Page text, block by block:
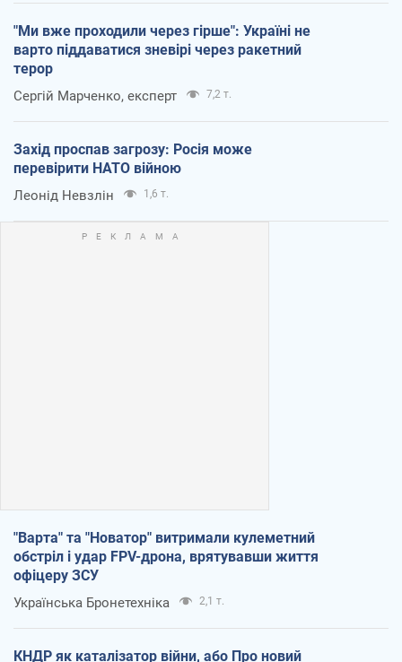
"Ми вже проходили через гірше": Україні не
варто піддаватися зневірі через ракетний
терор
Сергій Марченко, експерт 7,2 т.
Захід проспав загрозу: Росія може
перевірити НАТО війною
Леонід Невзлін 1,6 т.
"Варта" та "Новатор" витримали кулеметний
обстріл і удар FPV-дрона, врятувавши життя
офіцеру ЗСУ
Українська Бронетехніка 2,1 т.
КНДР як каталізатор війни, або Про новий